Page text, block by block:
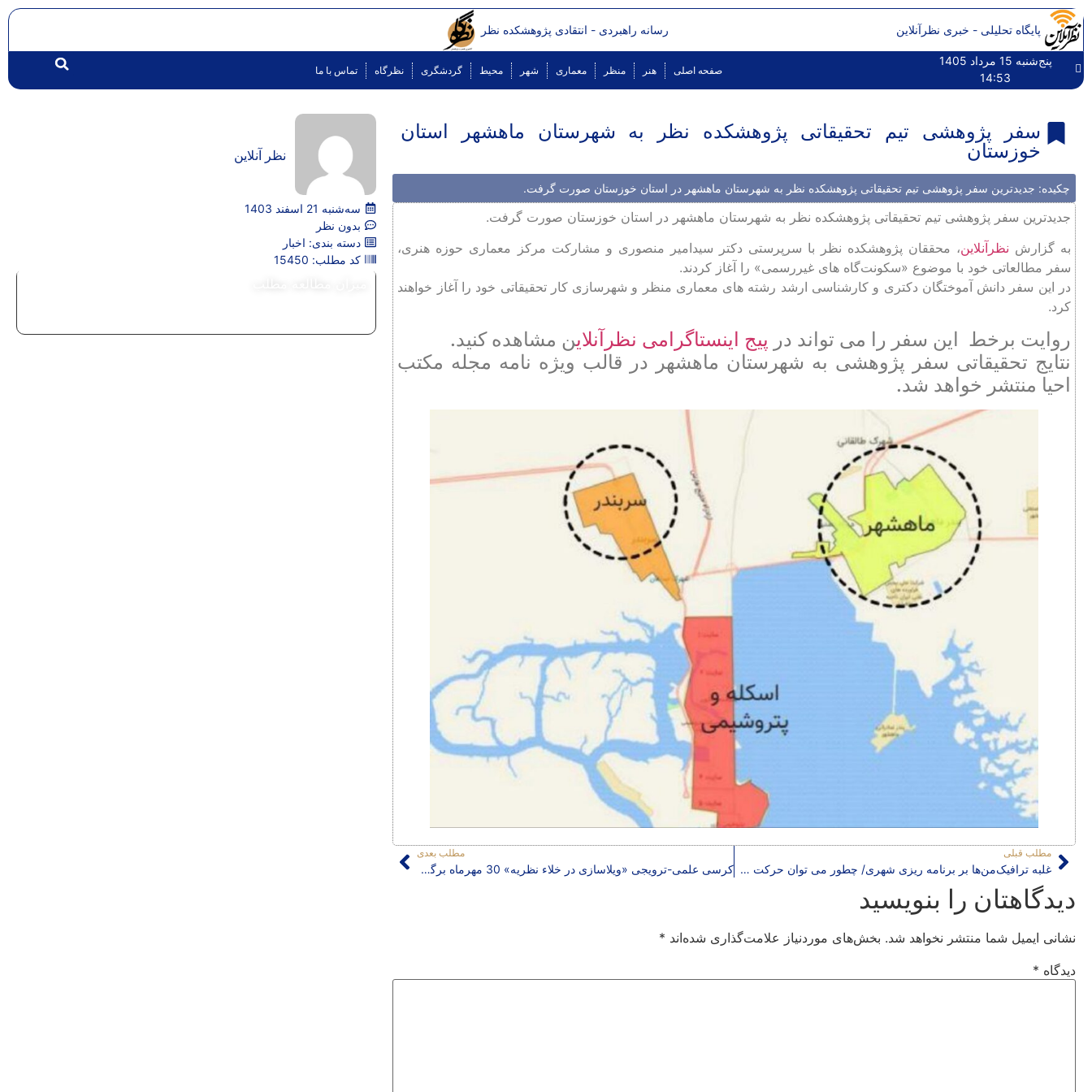
پایگاه تحلیلی - خبری نظرآنلاین رسانه راهبردی - انتقادی پژوهشکده نظر
پنج‌شنبه 15 مرداد 1405
14:53
صفحه اصلی هنر منظر معماری شهر محیط گردشگری نظرگاه تماس با ما
سفر پژوهشی تیم تحقیقاتی پژوهشکده نظر به شهرستان ماهشهر استان
خوزستان
چکیده: جدیدترین سفر پژوهشی تیم تحقیقاتی پژوهشکده نظر به شهرستان ماهشهر در استان خوزستان صورت گرفت.
جدیدترین سفر پژوهشی تیم تحقیقاتی پژوهشکده نظر به شهرستان ماهشهر در استان خوزستان صورت گرفت.
به گزارش نظرآنلاین، محققان پژوهشکده نظر با سرپرستی دکتر سیدامیر منصوری و مشارکت مرکز معماری حوزه هنری،
سفر مطالعاتی خود با موضوع «سکونت‌گاه های غیررسمی» را آغاز کردند.
در این سفر دانش آموختگان دکتری و کارشناسی ارشد رشته های معماری منظر و شهرسازی کار تحقیقاتی خود را آغاز خواهند
کرد.
روایت برخط این سفر را می تواند در پیج اینستاگرامی نظرآنلاین مشاهده کنید.
نتایج تحقیقاتی سفر پژوهشی به شهرستان ماهشهر در قالب ویژه نامه مجله مکتب
احیا منتشر خواهد شد.
مطلب قبلی
غلبه ترافیک‌من‌ها بر برنامه ریزی شهری/ چطور می توان حرکت شهری را به بخشی از زندگی تبدیل کرد؟
مطلب بعدی
کرسی علمی-ترویجی «ویلاسازی در خلاء نظریه» 30 مهرماه برگزار می شود
دیدگاهتان را بنویسید
نشانی ایمیل شما منتشر نخواهد شد. بخش‌های موردنیاز علامت‌گذاری شده‌اند *
دیدگاه *
نظر آنلاین
سه‌شنبه 21 اسفند 1403
بدون نظر
دسته بندی: اخبار
کد مطلب: 15450